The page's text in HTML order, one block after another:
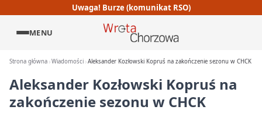
Uwaga! Burze (komunikat RSO)
MENU
Strona główna Wiadomości Aleksander Kozłowski Kopruś na zakończenie sezonu w CHCK
Aleksander Kozłowski Kopruś na
zakończenie sezonu w CHCK